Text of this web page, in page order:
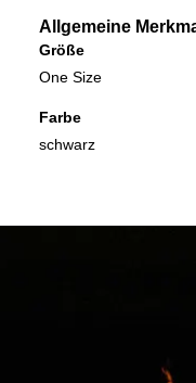
Allgemeine
Größe
One Size
Farbe
schwarz